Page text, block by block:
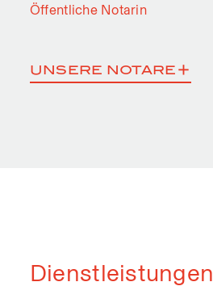
Öffentliche Notarin
UNSERE NOTARE
Dienstleistungen